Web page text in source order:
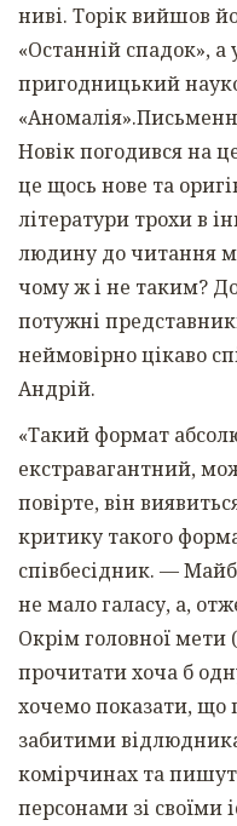
ниві. Торік вийшов
«Останній спадок»,
пригодницький
Новік погодився на
це щось нове та
літератури трохи в
людину до читання
чому ж і не таким? До
потужні
неймовірно цікаво
Андрій.
«Такий формат
екстравагантний,
повірте, він
критику такого
співбесідник. —
не мало галасу, а,
Окрім головної
прочитати хоча б
хочемо показати,
забитими
комірчинах та
персонами зі своїми